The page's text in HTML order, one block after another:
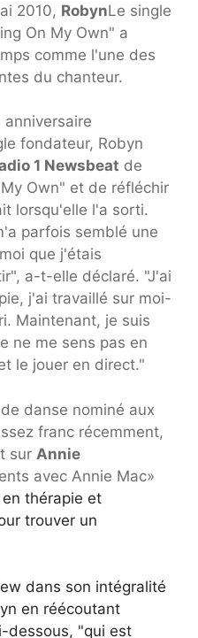
2010, RobynLe single
On My Own" a
comme l'une des
du chanteur.
fondateur, Robyn
1 Newsbeat de
Own" et de réfléchir
lorsqu'elle l'a sorti.
parfois semblé une
que j'étais
a-t-elle déclaré. "J'ai
j'ai travaillé sur moi-
Maintenant, je suis
ne me sens pas en
le jouer en direct."
danse nominé aux
franc récemment,
sur Annie
avec Annie Mac»
thérapie et
trouver un
dans son intégralité
en réécoutant
dessous, "qui est